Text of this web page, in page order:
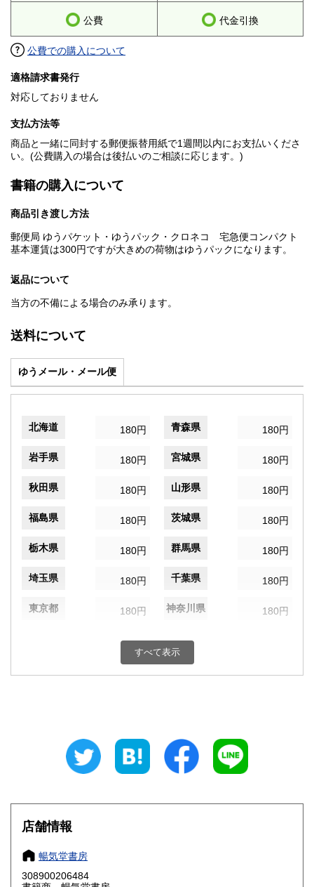
公費 代金引換
公費での購入について
適格請求書発行
対応しておりません
支払方法等
商品と一緒に同封する郵便振替用紙で1週間以内にお支払いくださ
い。(公費購入の場合は後払いのご相談に応じます。)
書籍の購入について
商品引き渡し方法
郵便局 ゆうパケット・ゆうパック・クロネコ 宅急便コンパクト
基本運賃は300円ですが大きめの荷物はゆうパックになります。
返品について
当方の不備による場合のみ承ります。
送料について
ゆうメール・メール便
北海道 180円 青森県 180円
岩手県 180円 宮城県 180円
秋田県 180円 山形県 180円
福島県 180円 茨城県 180円
栃木県 180円 群馬県 180円
埼玉県 180円 千葉県 180円
東京都 180円 神奈川県 180円
180円 富山県
180円 三重県
大阪府
奈良県
鳥取県
すべて表示
店舗情報
暢気堂書房
308900206484